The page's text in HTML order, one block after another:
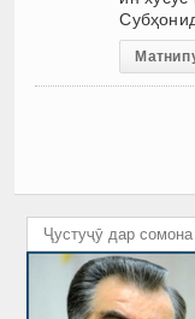
Матни